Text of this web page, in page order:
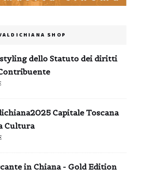
SHOP
dello Statuto dei diritti
Capitale Toscana
Cultura
in Chiana - Gold Edition